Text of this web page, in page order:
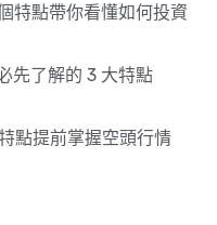
特點帶你看懂如何投資
先了解的 3 大特點
點提前掌握空頭行情